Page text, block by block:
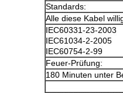
Standards:
Alle diese Kabel
IEC60331-23-
IEC61034-2-
IEC60754-
Feuer-Prüfung:
180 Minuten unter